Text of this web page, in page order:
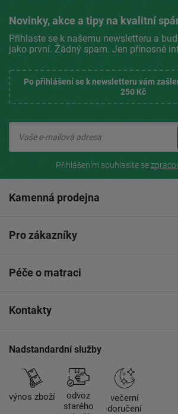
Novinky, akce a tipy na kvalitní
Přihlaste se k našemu newsletteru a
jako první. Žádný spam. Jen přínosné
Po přihlášení se k newsletteru vám
250 Kč
Přihlášením souhlasíte se
Kamenná prodejna
Pro zákazníky
Péče o matraci
Kontakty
Nadstandardní služby
výnos zboží
odvoz
starého
večerní
doručení